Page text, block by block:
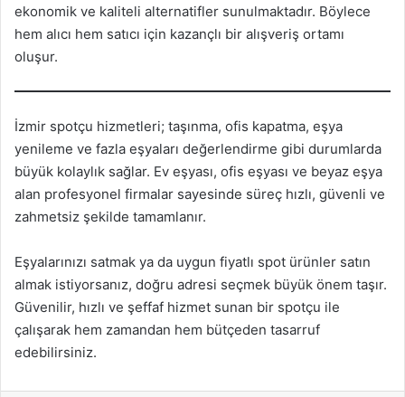
ekonomik ve kaliteli alternatifler sunulmaktadır. Böylece
hem alıcı hem satıcı için kazançlı bir alışveriş ortamı
oluşur.
İzmir spotçu hizmetleri; taşınma, ofis kapatma, eşya
yenileme ve fazla eşyaları değerlendirme gibi durumlarda
büyük kolaylık sağlar. Ev eşyası, ofis eşyası ve beyaz eşya
alan profesyonel firmalar sayesinde süreç hızlı, güvenli ve
zahmetsiz şekilde tamamlanır.
Eşyalarınızı satmak ya da uygun fiyatlı spot ürünler satın
almak istiyorsanız, doğru adresi seçmek büyük önem taşır.
Güvenilir, hızlı ve şeffaf hizmet sunan bir spotçu ile
çalışarak hem zamandan hem bütçeden tasarruf
edebilirsiniz.